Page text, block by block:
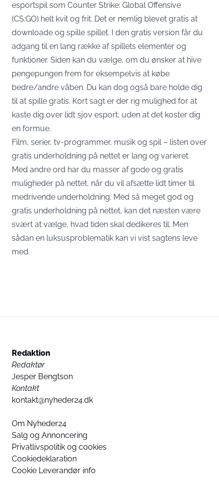
esportspil som Counter Strike: Global Offensive
(CS:GO) helt kvit og frit. Det er nemlig blevet gratis at
downloade og spille spillet. I den gratis version får du
adgang til en lang række af spillets elementer og
funktioner. Siden kan du vælge, om du ønsker at hive
pengepungen frem for eksempelvis at købe
bedre/andre våben. Du kan dog også bare holde dig
til at spille gratis. Kort sagt er der rig mulighed for at
kaste dig over lidt sjov esport, uden at det koster dig
en formue.
Film, serier, tv-programmer, musik og spil – listen over
gratis underholdning på nettet er lang og varieret.
Med andre ord har du masser af gode og gratis
muligheder på nettet, når du vil afsætte lidt timer til
medrivende underholdning. Med så meget god og
gratis underholdning på nettet, kan det næsten være
svært at vælge, hvad tiden skal dedikeres til. Men
sådan en luksusproblematik kan vi vist sagtens leve
med.
Redaktion
Redaktør
Jesper Bengtson
Kontakt
kontakt@nyheder24.dk
Om Nyheder24
Salg og Annoncering
Privatlivspolitik og cookies
Cookiedeklaration
Cookie Leverandør info